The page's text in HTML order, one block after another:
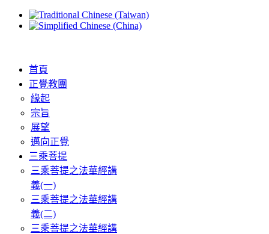
首頁
正覺教團
緣起
宗旨
展望
邁向正覺
三乘菩提
三乘菩提之法華經講
義(一)
三乘菩提之法華經講
義(二)
三乘菩提之法華經講